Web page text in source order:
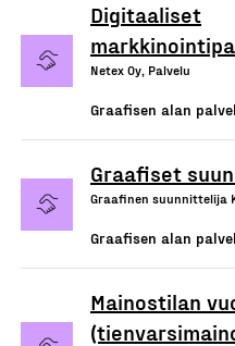
Digitaaliset
Netex Oy, Palvelu
Graafisen alan
Graafiset
Graafinen suunnittelija
Graafisen alan
Mainostilan